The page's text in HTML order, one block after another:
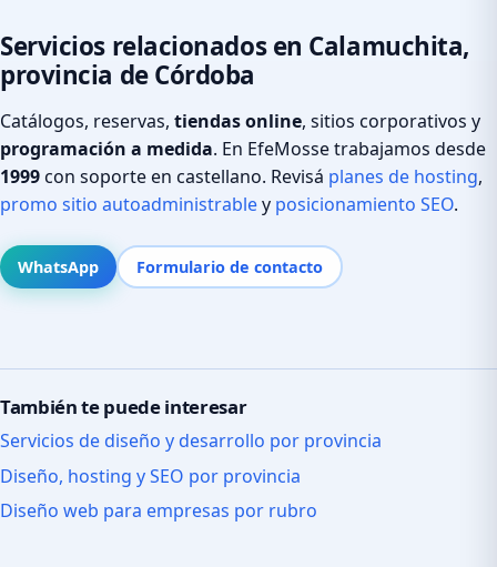
Servicios relacionados en Calamuchita,
provincia de Córdoba
Catálogos, reservas, tiendas online, sitios corporativos y
programación a medida. En EfeMosse trabajamos desde
1999con soporte en castellano. Revisá planes de hosting,
promo sitio autoadministrabley posicionamiento SEO.
WhatsApp Formulario de contacto
También te puede interesar
Servicios de diseño y desarrollo por provincia
Diseño, hosting y SEO por provincia
Diseño web para empresas por rubro